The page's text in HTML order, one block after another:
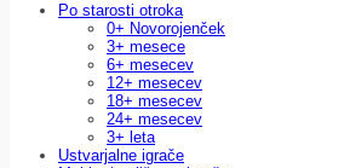
Po starosti otroka
0+ Novorojenček
3+ mesece
6+ mesecev
12+ mesecev
18+ mesecev
24+ mesecev
3+ leta
Ustvarjalne igrače